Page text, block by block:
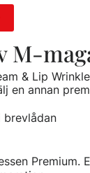
M-
& Lip
en annan
brevlådan
Premium.